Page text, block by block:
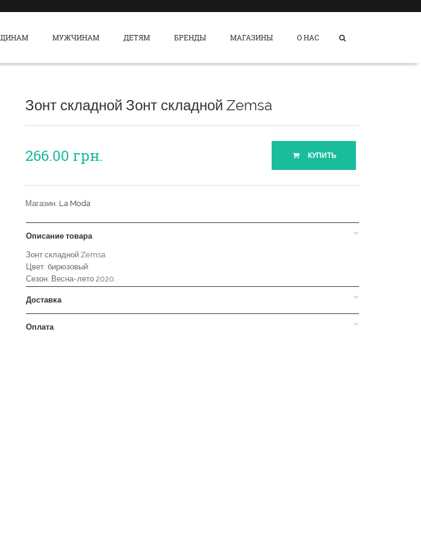
МУЖЧИНАМ ДЕТЯМ БРЕНДЫ МАГАЗИНЫ О НАС
Зонт складной Зонт складной Zemsa
266.00 грн. КУПИТЬ
Магазин: La Moda
Описание товара
Зонт складной Zemsa.
Цвет: бирюзовый.
Сезон: Весна-лето 2020.
Доставка
Оплата